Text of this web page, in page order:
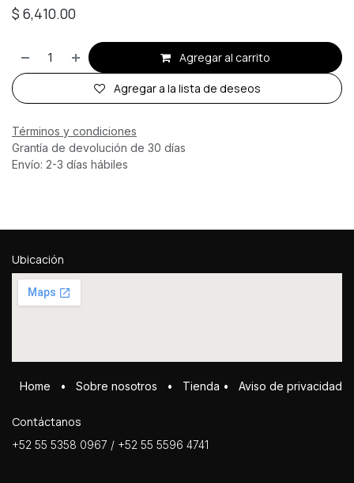
$ 6,410.00
Agregar al carrito
Agregar a la lista de deseos
Términos y condiciones
Grantía de devolución de 30 días
Envío: 2-3 días hábiles
Ubicación
Home • Sobre ​n​osotros • Tienda • Aviso de privacidad
Contáctanos
+52 55 5358 0967 / +52 55 5596 4741